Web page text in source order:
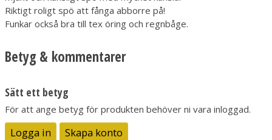
Riktigt roligt spö att fånga abborre på!
Funkar också bra till tex öring och regnbåge.
Betyg & kommentarer
Sätt ett betyg
För att ange betyg för produkten behöver ni vara inloggad.
Logga in Skapa konto